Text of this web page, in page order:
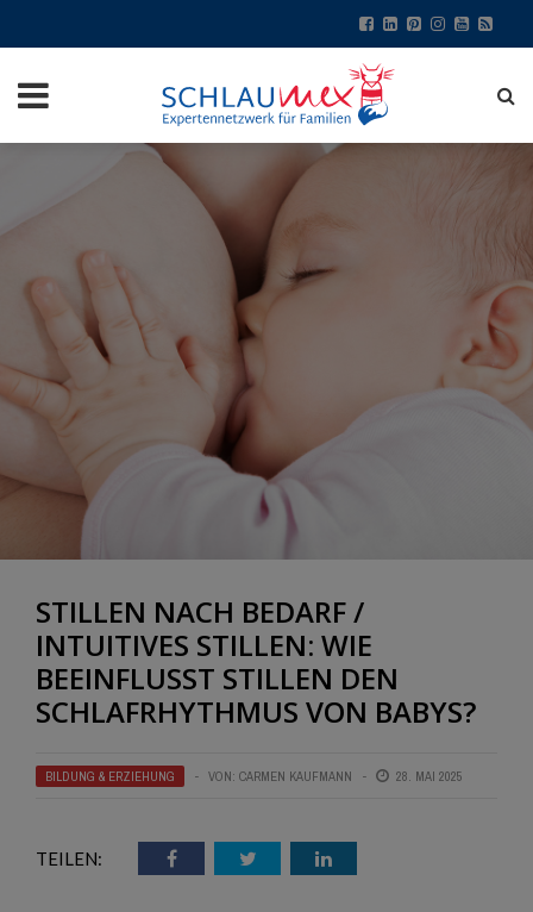
STILLEN NACH BEDARF /
INTUITIVES STILLEN: WIE
BEEINFLUSST STILLEN DEN
SCHLAFRHYTHMUS VON BABYS?
BILDUNG & ERZIEHUNG VON: CARMEN KAUFMANN 28. MAI 2025
TEILEN: